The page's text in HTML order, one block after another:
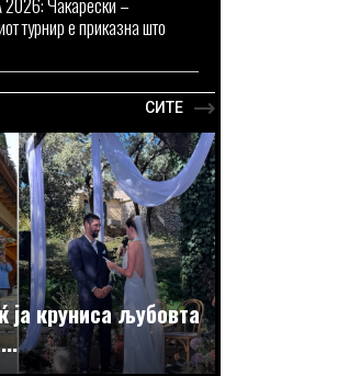
турнир е приказна што
СИТЕ
ја круниса љубовта